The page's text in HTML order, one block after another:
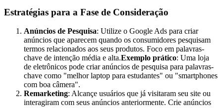
Estratégias para a Fase de Consideração
Anúncios de Pesquisa: Utilize o Google Ads para criar
anúncios que aparecem quando os consumidores pesquisam
termos relacionados aos seus produtos. Foco em palavras-
chave de intenção média e alta.Exemplo prático: Uma loja
de eletrônicos pode criar anúncios de pesquisa para palavras-
chave como "melhor laptop para estudantes" ou "smartphones
com boa câmera".
Remarketing: Alcançe usuários que já visitaram seu site ou
interagiram com seus anúncios anteriormente. Crie anúncios